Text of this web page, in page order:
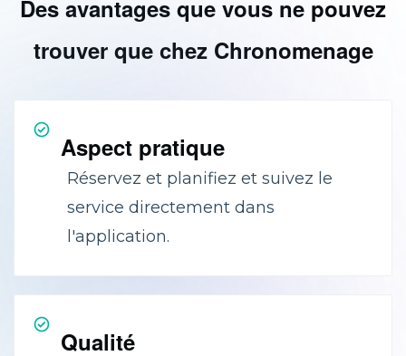
Des avantages que vous ne pouvez
trouver que chez Chronomenage
Aspect pratique
Réservez et planifiez et suivez le
service directement dans
l'application.
Qualité